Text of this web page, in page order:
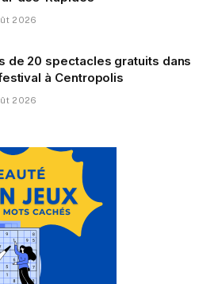
2026
de 20 spectacles gratuits dans
à Centropolis
2026